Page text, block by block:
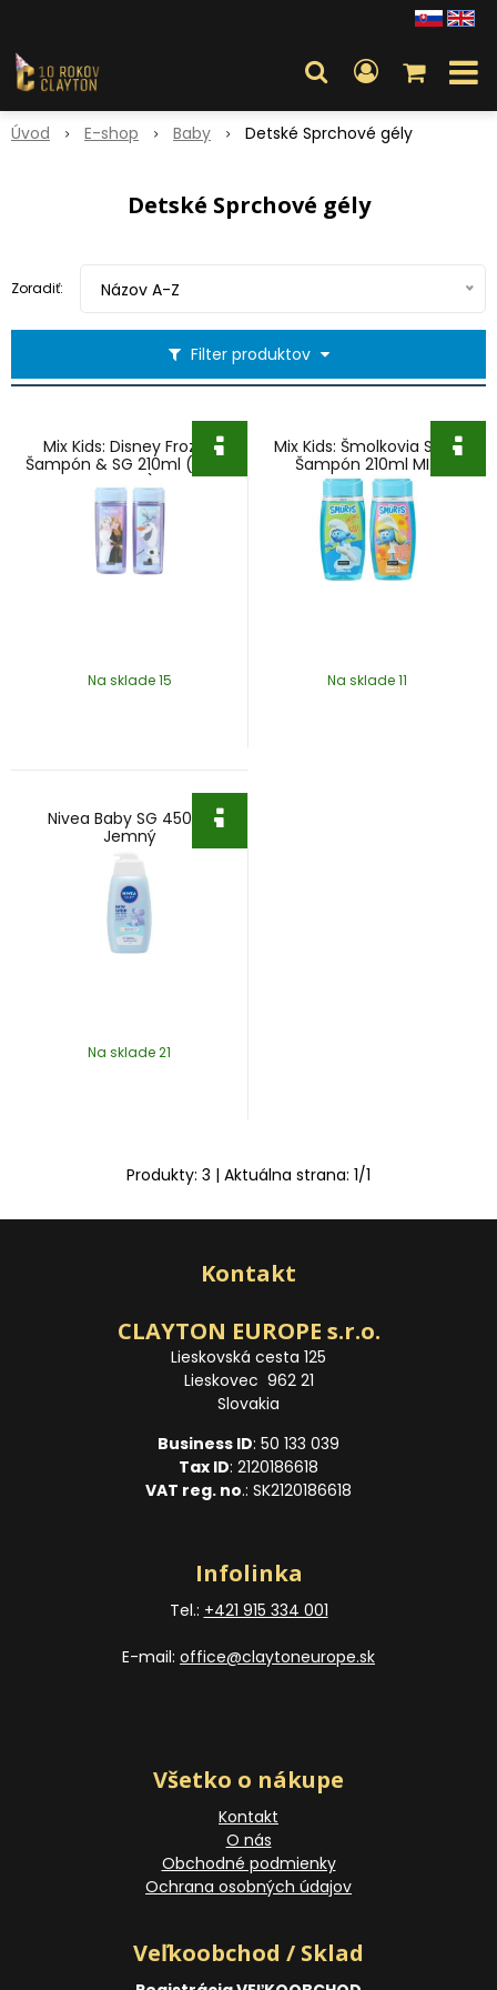
Úvod E-shop Baby Detské Sprchové gély
Detské Sprchové gély
Filter produktov
Zoradiť: Názov A-Z
Mix Kids: Disney Frozen
Šampón & SG 210ml (MIX 2
druhy)
Na sklade 15
Mix Kids: Šmolkovia SG &
Šampón 210ml MIX
Pink+Green
Na sklade 11
Nivea Baby SG 450ml
Jemný
Na sklade 21
Produkty: 3 | Aktuálna strana: 1/1
Kontakt
CLAYTON EUROPE s.r.o.
Lieskovská cesta 125
Lieskovec 962 21
Slovakia
Business ID: 50 133 039
Tax ID: 2120186618
VAT reg. no.: SK2120186618
Infolinka
Tel.: +421 915 334 001
E-mail: office@claytoneurope.sk
Všetko o nákupe
Kontakt
O nás
Obchodné podmienky
Ochrana osobných údajov
Veľkoobchod / Sklad